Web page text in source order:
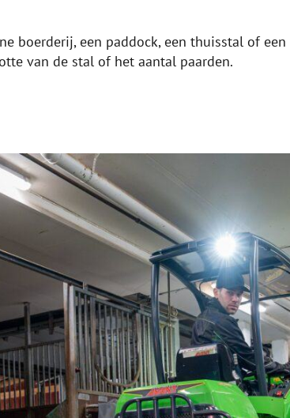
boerderij, een paddock, een thuisstal of
van de stal of het aantal paarden.